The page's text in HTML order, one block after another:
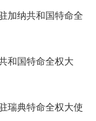
加纳共和国特命全
和国特命全权大
瑞典特命全权大使